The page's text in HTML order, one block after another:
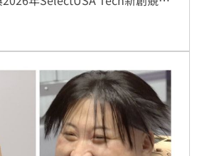
山，鏈結矽谷灣區新創生態重
化臺美產業研發及應用合作。